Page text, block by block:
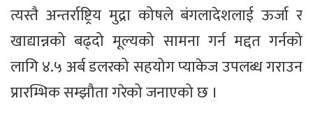
त्यस्तै अन्तर्राष्ट्रिय मुद्रा कोषले बंगलादेशलाई ऊर्जा र
खाद्यान्नको बढ्दो मूल्यको सामना गर्न मद्दत गर्नको
लागि ४.५ अर्ब डलरको सहयोग प्याकेज उपलब्ध गराउन
प्रारम्भिक सम्झौता गरेको जनाएको छ ।